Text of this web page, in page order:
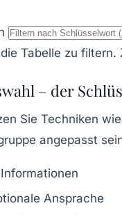
Tabelle zu filtern.
– der
Sie Techniken
angepasst
Ansprache